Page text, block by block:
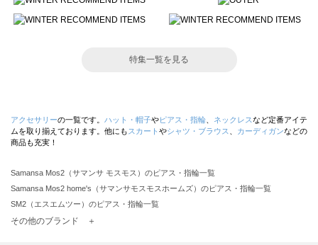
特集一覧を見る
アクセサリーの一覧です。 ハット・帽子やピアス・指輪 ネックレスなど定番アイテ
ムを取り揃えております。他にも スカート やシャツ・ブラウス カーディガンなどの
商品も充実！
Samansa Mos2（サマンサ モスモス）のピアス・指輪一覧
Samansa Mos2 home's（サマンサモスモスホームズ）のピアス・指輪一覧
SM2（エスエムツー）のピアス・指輪一覧
TSUHARU by Samansa Mos2（ツハルバイサマンサモスモス）のピアス・指輪一覧
その他のブランド ＋